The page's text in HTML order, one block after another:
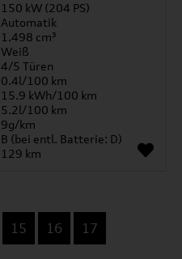
150 kW (204 PS)
Automatik
1.498 cm³
Weiß
4/5 Türen
0.4l/100 km
15.9 kWh/100 km
5.2l/100 km
9g/km
B (bei entl. Batterie: D)
129 km
15 16 17